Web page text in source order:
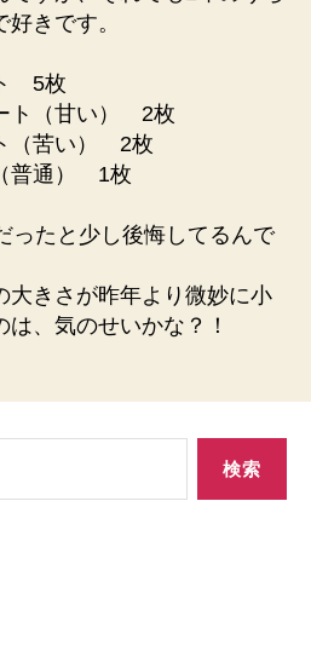
きです。
5枚
ト（甘い） 2枚
（苦い） 2枚
普通） 1枚
ったと少し後悔してるんで
大きさが昨年より微妙に小
、気のせいかな？！